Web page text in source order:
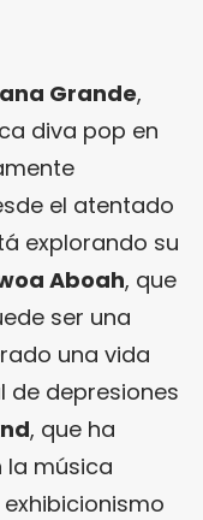
Grande,
diva pop en
el atentado
explorando su
Aboah, que
ser una
una vida
de depresiones
, que ha
la música